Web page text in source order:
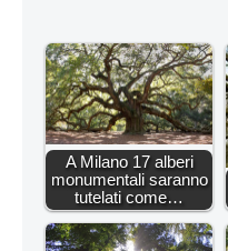
A Milano 17 alberi
monumentali saranno
tutelati come…